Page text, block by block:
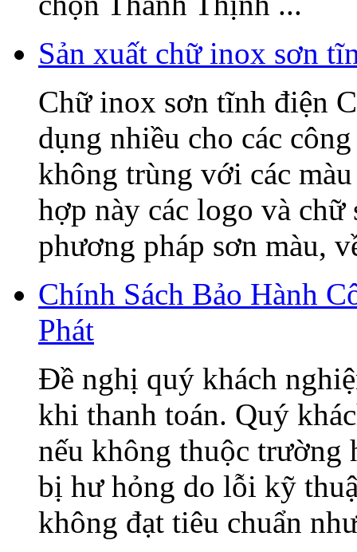
Sản xuất chữ inox sơn
Chữ inox sơn tĩnh điện
dụng nhiều cho các
không trùng với các
hợp này các logo và chữ
phương pháp sơn màu,
Chính Sách Bảo Hành
Phát
Đề nghị quý khách
khi thanh toán. Quý
nếu không thuộc trường
bị hư hỏng do lỗi kỹ
không đạt tiêu chuẩn